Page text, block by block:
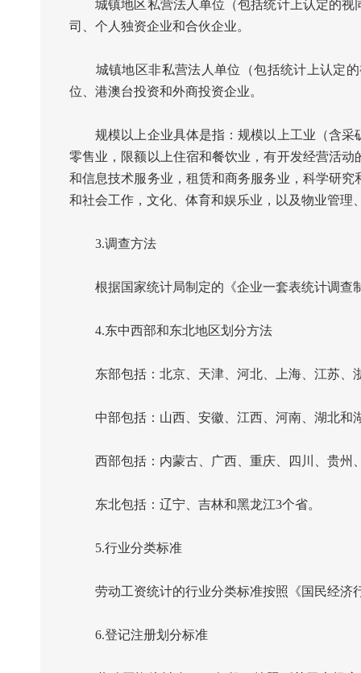
城镇地区私营法人单位（包括统计上认定的视
司、个人独资企业和合伙企业。
城镇地区非私营法人单位（包括统计上认定的
位、港澳台投资和外商投资企业。
规模以上企业具体是指：规模以上工业（含采
零售业，限额以上住宿和餐饮业，有开发经营活
和信息技术服务业，租赁和商务服务业，科学研
和社会工作，文化、体育和娱乐业，以及物业管理
3.调查方法
根据国家统计局制定的《企业一套表统计调查
4.东中西部和东北地区划分方法
东部包括：北京、天津、河北、上海、江苏、
中部包括：山西、安徽、江西、河南、湖北和
西部包括：内蒙古、广西、重庆、四川、贵州
东北包括：辽宁、吉林和黑龙江3个省。
5.行业分类标准
劳动工资统计的行业分类标准按照《国民经济
6.登记注册划分标准